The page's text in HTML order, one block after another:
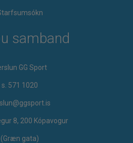
samband
GG Sport
s. 571 1020
8, 200 Kópavogur
(Græn gata)